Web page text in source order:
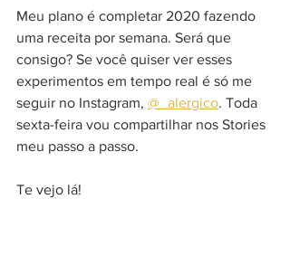
Meu plano é completar 2020 fazendo
uma receita por semana. Será que
consigo? Se você quiser ver esses
experimentos em tempo real é só me
seguir no Instagram, @_alergico. Toda
sexta-feira vou compartilhar nos Stories
meu passo a passo.
Te vejo lá!